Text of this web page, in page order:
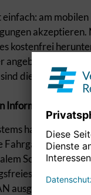
am
kostenfrei
angebracht, auf
die Fahrzeuge
Informationen und
haben die S-
Fahrgäste finden
Schwerpunkt.
und
ausgestattet ist,